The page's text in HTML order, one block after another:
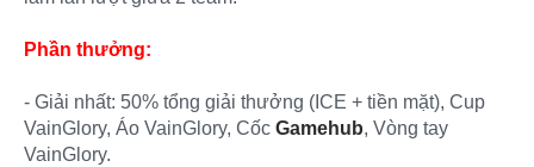
Phần thưởng:
- Giải nhất: 50% tổng giải thưởng (ICE + tiền mặt), Cup
VainGlory, Áo VainGlory, Cốc Gamehub, Vòng tay
VainGlory.